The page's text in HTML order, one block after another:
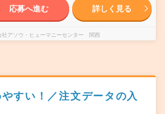
応募へ進む 詳しく見る
社アソウ・ヒューマニーセンター 関西
すい！／注文データの入